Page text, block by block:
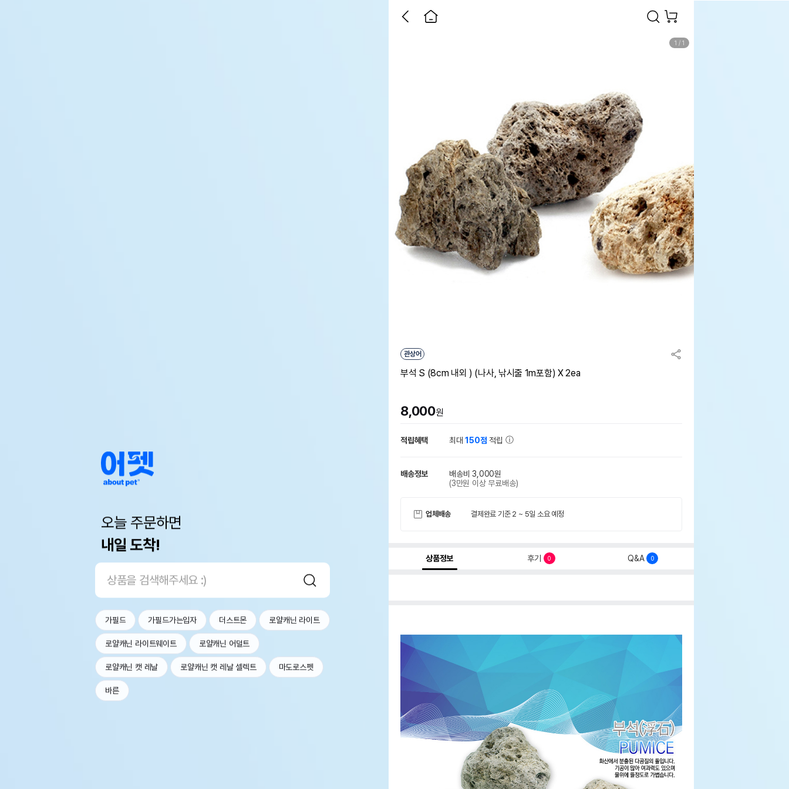
오늘 주문하면
내일 도착!
가필드 가필드가는입자 더스트몬 로얄캐닌 라이트
로얄캐닌 라이트웨이트 로얄캐닌 어덜트
로얄캐닌 캣 레날 로얄캐닌 캣 레날 셀렉트 마도로스펫
바른
1 / 1
관상어
부석 S (8cm 내외 ) (나사, 낚시줄 1m포함) X 2ea
8,000원
적립혜택 최대150점 적립
배송정보
배송비 3,000원
(3만원 이상 무료배송)
업체배송 결제완료 기준 2 ~ 5일 소요 예정
상품정보 후기 0 Q&A 0